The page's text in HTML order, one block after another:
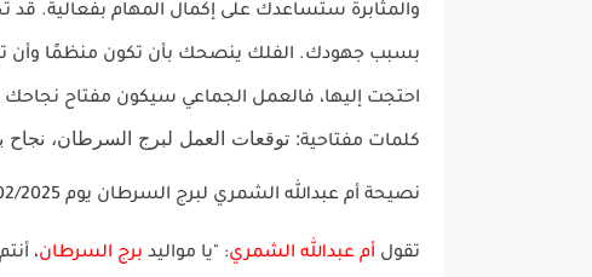
والمثابرة ستساعدك على إكمال المهام بفعالية.
بسبب جهودك. الفلك ينصحك بأن تكون منظمًا وأن
احتجت إليها، فالعمل الجماعي سيكون مفتاح نجاحك
كلمات مفتاحية: توقعات العمل لبرج السرطان،
نصيحة أم عبدالله الشمري لبرج السرطان يوم 08/02/2025
تقول أم عبدالله الشمري: "يا مواليد برج السرطان،